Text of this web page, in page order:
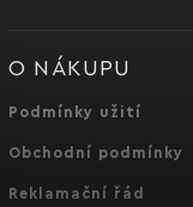
O NÁKUPU
Podmínky užití
Obchodní podmínky
Reklamační řád